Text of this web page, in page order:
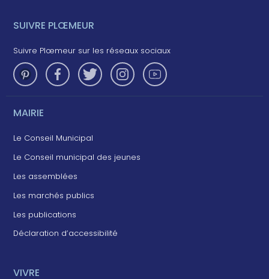
SUIVRE PLŒMEUR
Suivre Plœmeur sur les réseaux sociaux
MAIRIE
Le Conseil Municipal
Le Conseil municipal des jeunes
Les assemblées
Les marchés publics
Les publications
Déclaration d’accessibilité
VIVRE